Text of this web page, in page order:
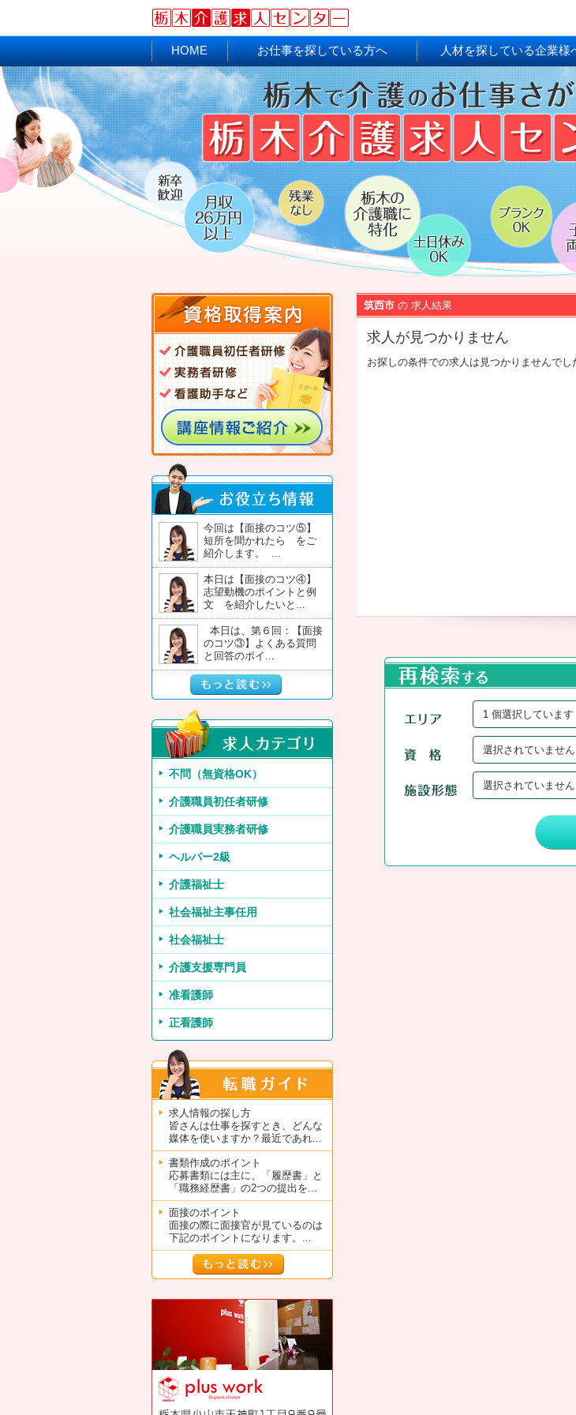
HOME お仕事を探している方へ 人材を探している企業様
筑西市 の 求人結果
求人が見つかりません
お探しの条件での求人は見つかりませんで
1 個選択しています
選択されていません
選択されていません
今回は【面接のコツ⑤】
短所を聞かれたら をご
紹介します。 ...
本日は【面接のコツ④】
志望動機のポイントと例
文 を紹介したいと...
本日は、第６回：【面接
のコツ③】よくある質問
と回答のポイ...
不問（無資格OK）
介護職員初任者研修
介護職員実務者研修
ヘルパー2級
介護福祉士
社会福祉主事任用
社会福祉士
介護支援専門員
准看護師
正看護師
求人情報の探し方
皆さんは仕事を探すとき、どんな
媒体を使いますか？最近であれ...
書類作成のポイント
応募書類には主に、「履歴書」と
「職務経歴書」の2つの提出を...
面接のポイント
面接の際に面接官が見ているのは
下記のポイントになります。...